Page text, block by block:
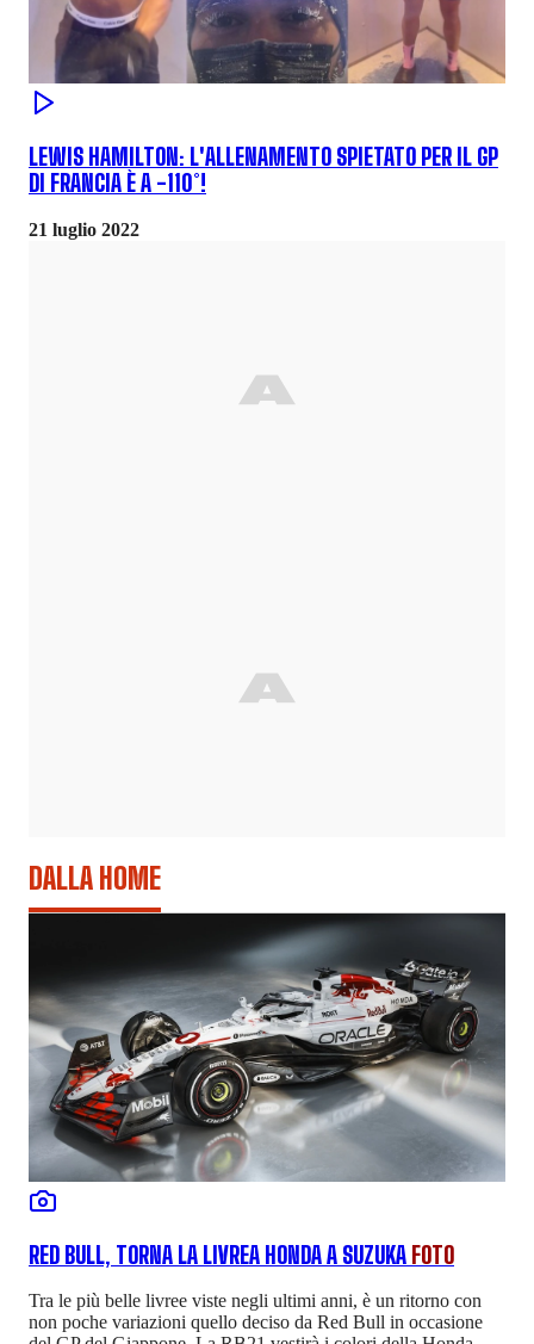
LEWIS HAMILTON: L'ALLENAMENTO SPIETATO PER IL GP
DI FRANCIA È A -110°!
21 luglio 2022
DALLA HOME
RED BULL, TORNA LA LIVREA HONDA A SUZUKA FOTO
Tra le più belle livree viste negli ultimi anni, è un ritorno con
non poche variazioni quello deciso da Red Bull in occasione